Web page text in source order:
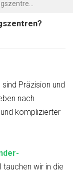
Präzision und
nach
komplizierter
tauchen wir in die